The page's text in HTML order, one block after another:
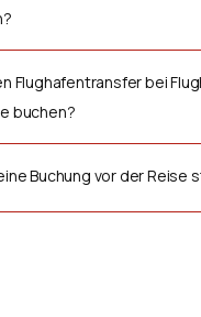
Flughafentransfer bei
buchen?
Buchung vor der Reise